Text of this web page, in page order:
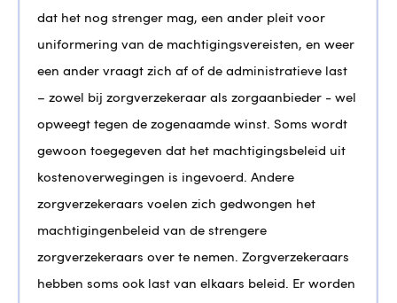
dat het nog strenger mag, een ander pleit voor
uniformering van de machtigingsvereisten, en weer
een ander vraagt zich af of de administratieve last
– zowel bij zorgverzekeraar als zorgaanbieder - wel
opweegt tegen de zogenaamde winst. Soms wordt
gewoon toegegeven dat het machtigingsbeleid uit
kostenoverwegingen is ingevoerd. Andere
zorgverzekeraars voelen zich gedwongen het
machtigingenbeleid van de strengere
zorgverzekeraars over te nemen. Zorgverzekeraars
hebben soms ook last van elkaars beleid. Er worden